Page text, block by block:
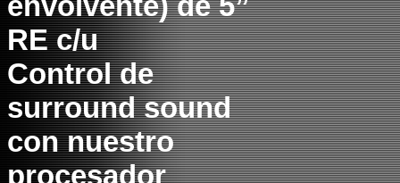
RE c/u
Control de
surround sound
con nuestro
procesador